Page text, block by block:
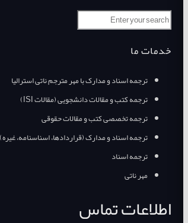
خدمات ما
ترجمه اسناد و مدارک با مهر مترجم ناتی استرالیا
ترجمه کتب و مقالات دانشجویی (مقالات ISI)
ترجمه تخصصی کتب و مقالات حقوقی
ترجمه اسناد و مدارک (قراردادها، اسناسنامه، غیره)
ترجمه اسناد
مهر ناتی
اطلاعات تماس